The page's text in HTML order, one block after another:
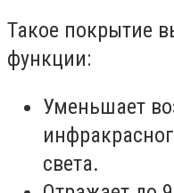
Такое покрытие
функции:
Уменьшает
света.